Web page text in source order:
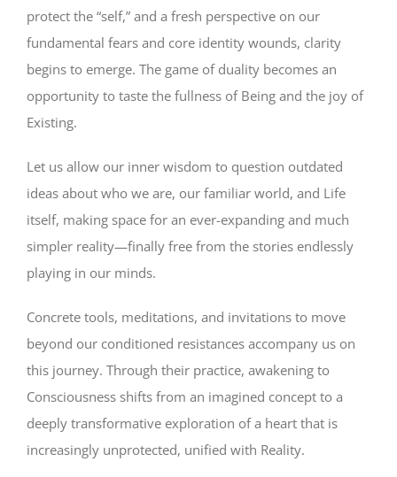
protect the “self,” and a fresh perspective on our
fundamental fears and core identity wounds, clarity
begins to emerge. The game of duality becomes an
opportunity to taste the fullness of Being and the joy of
Existing.
Let us allow our inner wisdom to question outdated
ideas about who we are, our familiar world, and Life
itself, making space for an ever-expanding and much
simpler reality—finally free from the stories endlessly
playing in our minds.
Concrete tools, meditations, and invitations to move
beyond our conditioned resistances accompany us on
this journey. Through their practice, awakening to
Consciousness shifts from an imagined concept to a
deeply transformative exploration of a heart that is
increasingly unprotected, unified with Reality.